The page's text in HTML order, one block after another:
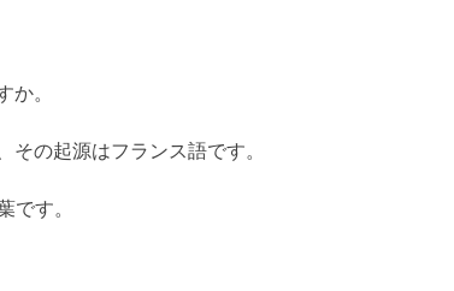
か。
その起源はフランス語です。
です。